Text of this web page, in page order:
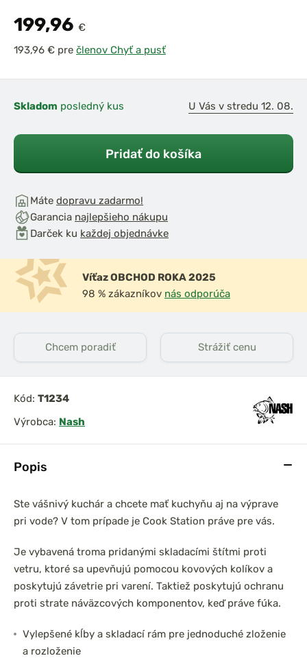
Entrix XL
Popis
Ste vášnivý kuchár a chcete mať kuchyňu aj na výprave
pri vode? V tom prípade je Cook Station práve pre vás.
Je vybavená troma pridanými skladacími štítmi proti
vetru, ktoré sa upevňujú pomocou kovových kolíkov a
poskytujú závetrie pri varení. Taktiež poskytujú ochranu
proti strate náväzcových komponentov, keď práve fúka.
Vylepšené kĺby a skladací rám pre jednoduché zloženie
a rozloženie
199,96 €
pre členov Chyť a pusť
Skladom posledný kus U Vás v stredu 12. 08.
Pridať do košíka
Máte dopravu zadarmo!
Garancia najlepšieho nákupu
Darček ku každej objednávke
Víťaz OBCHOD ROKA 2025
98 % zákazníkov nás odporúča
Chcem poradiť Strážiť cenu
Kód: T1234
Výrobca: Nash